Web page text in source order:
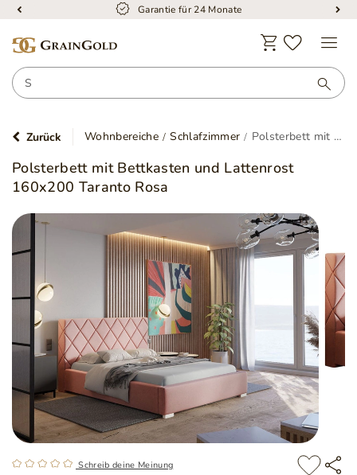
Garantie für 24 Monate
Zurück Wohnbereiche Schlafzimmer Polsterbett mit Bettkasten und Lattenrost 160x200 Taranto Rosa
Polsterbett mit Bettkasten und Lattenrost
160x200 Taranto Rosa
Schreib deine Meinung